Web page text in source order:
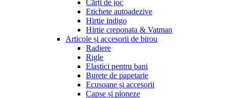
Cărți de joc
Etichete autoadezive
Hirtie indigo
Hirtie creponata & Vatman
Articole și accesorii de birou
Radiere
Rigle
Elastici pentru bani
Burete de papetarie
Ecusoane și accesorii
Capse și pioneze